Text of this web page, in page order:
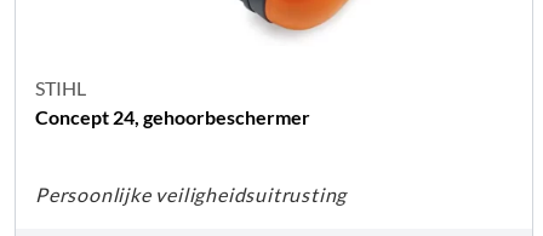
STIHL
Concept 24, gehoorbeschermer
Persoonlijke veiligheidsuitrusting